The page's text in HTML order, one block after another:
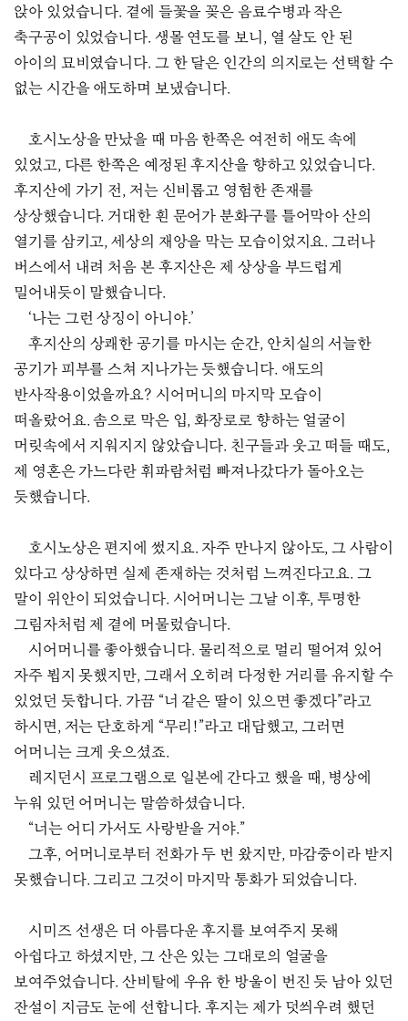
앉아 있었습니다. 곁에 들꽃을 꽂은 음료수병과 작은
축구공이 있었습니다. 생몰 연도를 보니, 열 살도 안 된
아이의 묘비였습니다. 그 한 달은 인간의 의지로는 선택할 수
없는 시간을 애도하며 보냈습니다.
호시노상을 만났을 때 마음 한쪽은 여전히 애도 속에
있었고, 다른 한쪽은 예정된 후지산을 향하고 있었습니다.
후지산에 가기 전, 저는 신비롭고 영험한 존재를
상상했습니다. 거대한 흰 문어가 분화구를 틀어막아 산의
열기를 삼키고, 세상의 재앙을 막는 모습이었지요. 그러나
버스에서 내려 처음 본 후지산은 제 상상을 부드럽게
밀어내듯이 말했습니다.
‘나는 그런 상징이 아니야.’
후지산의 상쾌한 공기를 마시는 순간, 안치실의 서늘한
공기가 피부를 스쳐 지나가는 듯했습니다. 애도의
반사작용이었을까요? 시어머니의 마지막 모습이
떠올랐어요. 솜으로 막은 입, 화장로로 향하는 얼굴이
머릿속에서 지워지지 않았습니다. 친구들과 웃고 떠들 때도,
제 영혼은 가느다란 휘파람처럼 빠져나갔다가 돌아오는
듯했습니다.
호시노상은 편지에 썼지요. 자주 만나지 않아도, 그 사람이
있다고 상상하면 실제 존재하는 것처럼 느껴진다고요. 그
말이 위안이 되었습니다. 시어머니는 그날 이후, 투명한
그림자처럼 제 곁에 머물렀습니다.
시어머니를 좋아했습니다. 물리적으로 멀리 떨어져 있어
자주 뵙지 못했지만, 그래서 오히려 다정한 거리를 유지할 수
있었던 듯합니다. 가끔 “너 같은 딸이 있으면 좋겠다”라고
하시면, 저는 단호하게 “무리!”라고 대답했고, 그러면
어머니는 크게 웃으셨죠.
레지던시 프로그램으로 일본에 간다고 했을 때, 병상에
누워 있던 어머니는 말씀하셨습니다.
“너는 어디 가서도 사랑받을 거야.”
그후, 어머니로부터 전화가 두 번 왔지만, 마감중이라 받지
못했습니다. 그리고 그것이 마지막 통화가 되었습니다.
시미즈 선생은 더 아름다운 후지를 보여주지 못해
아쉽다고 하셨지만, 그 산은 있는 그대로의 얼굴을
보여주었습니다. 산비탈에 우유 한 방울이 번진 듯 남아 있던
잔설이 지금도 눈에 선합니다. 후지는 제가 덧씌우려 했던